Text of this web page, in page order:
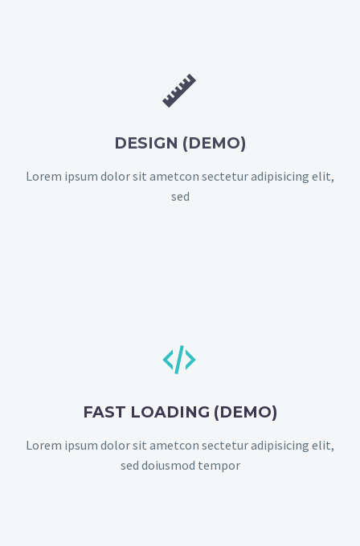


DESIGN (DEMO)
Lorem ipsum dolor sit ametcon sectetur adipisicing elit,
sed


FAST LOADING (DEMO)
Lorem ipsum dolor sit ametcon sectetur adipisicing elit,
sed doiusmod tempor